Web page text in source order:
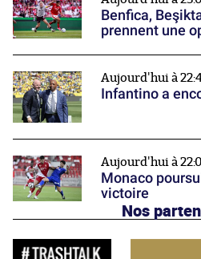
Benfica,
prennent une
Aujourd'hui à
Infantino a
Aujourd'hui à
Monaco
victoire
Nos